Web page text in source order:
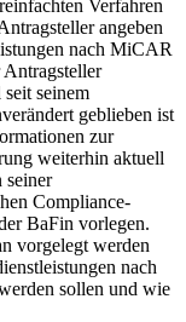
Verfahren
angeben
nach MiCAR
seit seinem
geblieben ist
zur
weiterhin aktuell
seiner
Compliance-
BaFin vorlegen.
vorgelegt werden
nach
sollen und wie